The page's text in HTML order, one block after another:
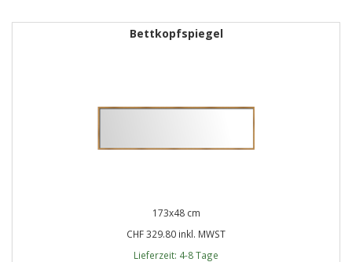
Bettkopfspiegel
173x48 cm
CHF 329.80 inkl. MWST
Lieferzeit: 4-8 Tage